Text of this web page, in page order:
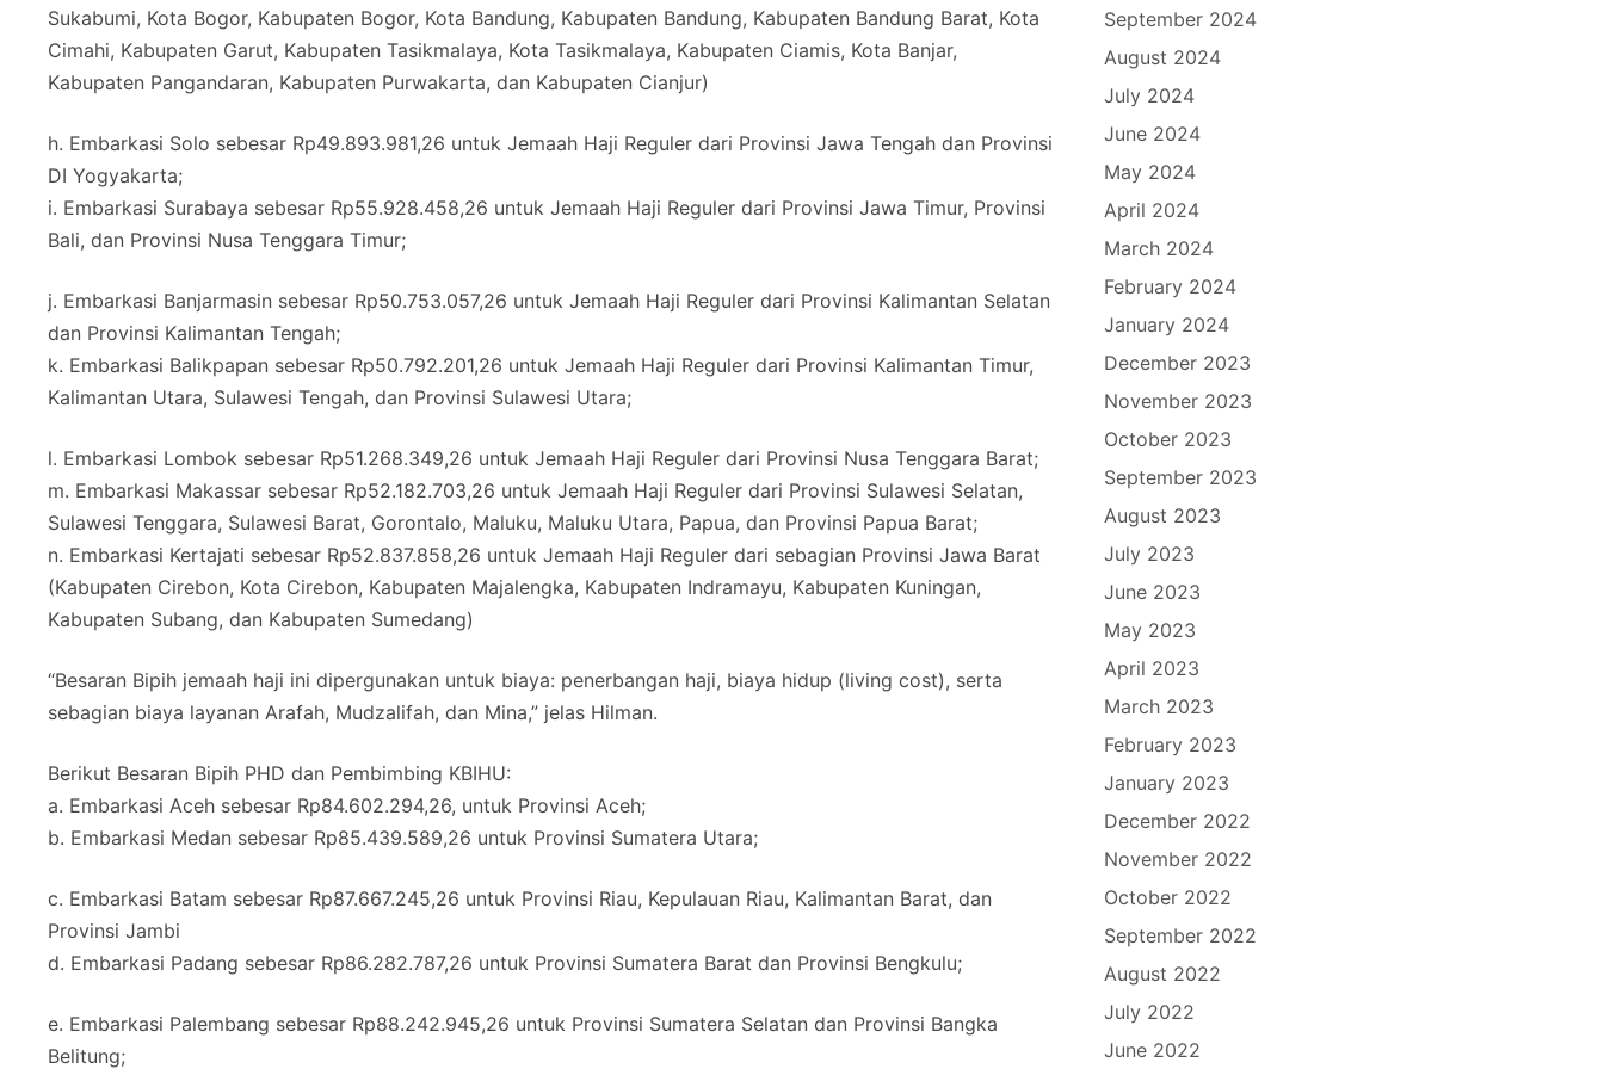
Sukabumi, Kota Bogor, Kabupaten Bogor, Kota Bandung, Kabupaten Bandung, Kabupaten Bandung Barat, Kota
Cimahi, Kabupaten Garut, Kabupaten Tasikmalaya, Kota Tasikmalaya, Kabupaten Ciamis, Kota Banjar,
Kabupaten Pangandaran, Kabupaten Purwakarta, dan Kabupaten Cianjur)
h. Embarkasi Solo sebesar Rp49.893.981,26 untuk Jemaah Haji Reguler dari Provinsi Jawa Tengah dan Provinsi
DI Yogyakarta;
i. Embarkasi Surabaya sebesar Rp55.928.458,26 untuk Jemaah Haji Reguler dari Provinsi Jawa Timur, Provinsi
Bali, dan Provinsi Nusa Tenggara Timur;
j. Embarkasi Banjarmasin sebesar Rp50.753.057,26 untuk Jemaah Haji Reguler dari Provinsi Kalimantan Selatan
dan Provinsi Kalimantan Tengah;
k. Embarkasi Balikpapan sebesar Rp50.792.201,26 untuk Jemaah Haji Reguler dari Provinsi Kalimantan Timur,
Kalimantan Utara, Sulawesi Tengah, dan Provinsi Sulawesi Utara;
l. Embarkasi Lombok sebesar Rp51.268.349,26 untuk Jemaah Haji Reguler dari Provinsi Nusa Tenggara Barat;
m. Embarkasi Makassar sebesar Rp52.182.703,26 untuk Jemaah Haji Reguler dari Provinsi Sulawesi Selatan,
Sulawesi Tenggara, Sulawesi Barat, Gorontalo, Maluku, Maluku Utara, Papua, dan Provinsi Papua Barat;
n. Embarkasi Kertajati sebesar Rp52.837.858,26 untuk Jemaah Haji Reguler dari sebagian Provinsi Jawa Barat
(Kabupaten Cirebon, Kota Cirebon, Kabupaten Majalengka, Kabupaten Indramayu, Kabupaten Kuningan,
Kabupaten Subang, dan Kabupaten Sumedang)
“Besaran Bipih jemaah haji ini dipergunakan untuk biaya: penerbangan haji, biaya hidup (living cost), serta
sebagian biaya layanan Arafah, Mudzalifah, dan Mina,” jelas Hilman.
Berikut Besaran Bipih PHD dan Pembimbing KBIHU:
a. Embarkasi Aceh sebesar Rp84.602.294,26, untuk Provinsi Aceh;
b. Embarkasi Medan sebesar Rp85.439.589,26 untuk Provinsi Sumatera Utara;
c. Embarkasi Batam sebesar Rp87.667.245,26 untuk Provinsi Riau, Kepulauan Riau, Kalimantan Barat, dan
Provinsi Jambi
d. Embarkasi Padang sebesar Rp86.282.787,26 untuk Provinsi Sumatera Barat dan Provinsi Bengkulu;
e. Embarkasi Palembang sebesar Rp88.242.945,26 untuk Provinsi Sumatera Selatan dan Provinsi Bangka
Belitung;
September 2024
August 2024
July 2024
June 2024
May 2024
April 2024
March 2024
February 2024
January 2024
December 2023
November 2023
October 2023
September 2023
August 2023
July 2023
June 2023
May 2023
April 2023
March 2023
February 2023
January 2023
December 2022
November 2022
October 2022
September 2022
August 2022
July 2022
June 2022